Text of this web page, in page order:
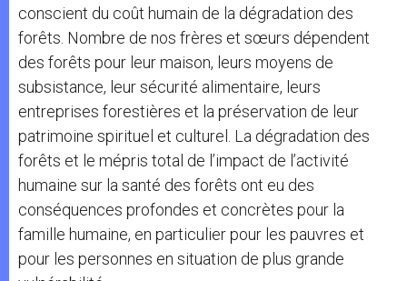
conscient du coût humain de la dégradation des
forêts. Nombre de nos frères et sœurs dépendent
des forêts pour leur maison, leurs moyens de
subsistance, leur sécurité alimentaire, leurs
entreprises forestières et la préservation de leur
patrimoine spirituel et culturel. La dégradation des
forêts et le mépris total de l’impact de l’activité
humaine sur la santé des forêts ont eu des
conséquences profondes et concrètes pour la
famille humaine, en particulier pour les pauvres et
pour les personnes en situation de plus grande